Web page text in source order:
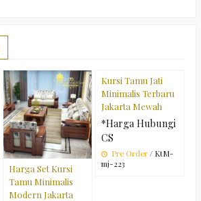
Harga Set Kursi
Tamu Minimalis
Modern Jakarta
Kursi Tamu Jati
Minimalis Terbaru
Jakarta Mewah
*Harga Hubungi
CS
Pre Order / KtM-
mj-223